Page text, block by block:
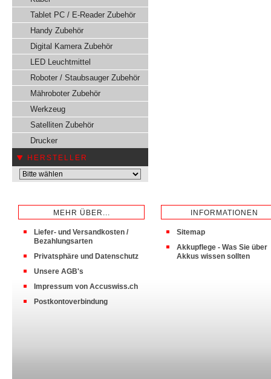
Tablet PC / E-Reader Zubehör
Handy Zubehör
Digital Kamera Zubehör
LED Leuchtmittel
Roboter / Staubsauger Zubehör
Mähroboter Zubehör
Werkzeug
Satelliten Zubehör
Drucker
HERSTELLER
MEHR ÜBER...
Liefer- und Versandkosten /
Bezahlungsarten
Privatsphäre und Datenschutz
Unsere AGB's
Impressum von Accuswiss.ch
Postkontoverbindung
INFORMATIONEN
Sitemap
Akkupflege - Was Sie über
Akkus wissen sollten